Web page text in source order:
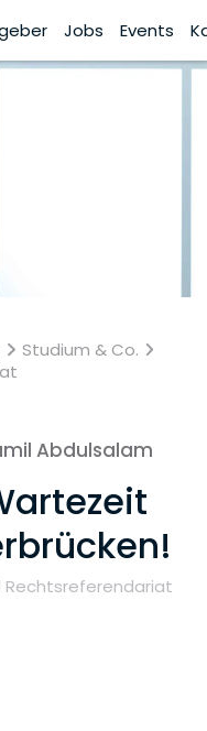
Jobs Events
Studium & Co.
Abdulsalam
Rechtsreferendariat